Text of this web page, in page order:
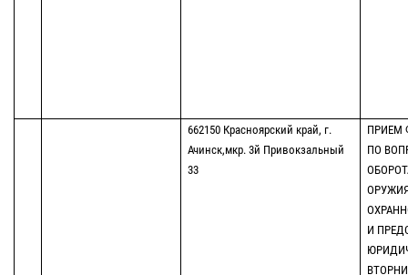
662150 Красноярский край, г.
Ачинск,мкр. 3й Привокзальный
33
ПРИЕМ
ПО
И